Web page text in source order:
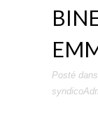
Posté dans